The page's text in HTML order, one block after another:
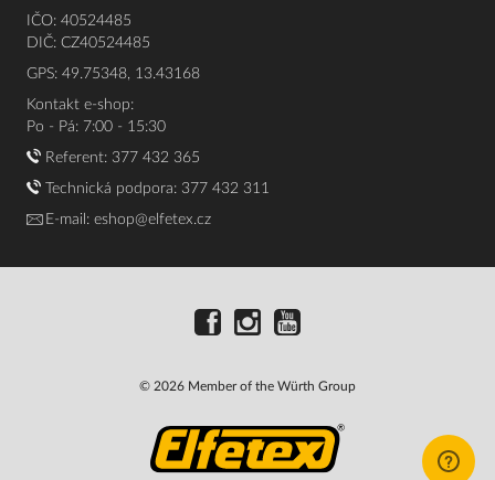
IČO: 40524485
DIČ: CZ40524485
GPS: 49.75348, 13.43168
Kontakt e-shop:
Po - Pá: 7:00 - 15:30
Referent: 377 432 365
Technická podpora: 377 432 311
E-mail: eshop@elfetex.cz
© 2026 Member of the Würth Group